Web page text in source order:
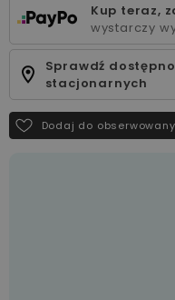
Kup teraz,
wystarczy
Sprawdź
stacjonarnych
Dodaj do